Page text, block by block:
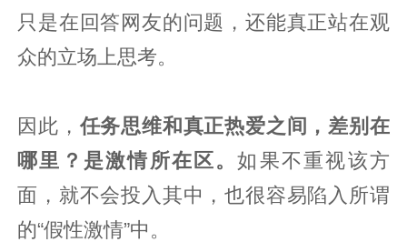
只是在回答网友的问题，还能真正站在观
众的立场上思考。
因此， 任务思维和真正热爱之间，差别在
哪里？是激情所在区。如果不重视该方
面，就不会投入其中，也很容易陷入所谓
的“假性激情”中。